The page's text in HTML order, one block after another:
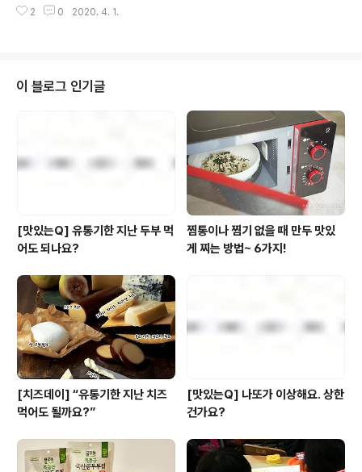
둥! 오늘 풀반장을 만나신 건 행운입니다. 바로 우리집을 분
분들을 위한 링크 제공~! [슬기로운 집콕 생활 1탄! 전자레
만 먹고 살 순 없는 법! 하루 끼니의 완성을 위해선 한 가지
더 필요한 것이 있죠. 그건 바로! 두둥! '간식' 슬기로운 집콕
생활을 위해 밥과 간식 모두를 갖춰야만~! "미숑 컴플리트"
풀사이 가족 여러분의 집콕 생활을 진정으로 슬기롭게 만
들어줄 쟁여템의 완성! 풀반장의 '간식' 쟁여템 Best..
2 0 2020. 4. 1.
이 블로그 인기글
[맛있는Q] 유통기한 지난 두부 먹
어도 되나요?
찜통이나 찜기 없을 때 만두 맛있
게 찌는 방법~ 6가지!
[치즈데이] “유통기한 지난 치즈
먹어도 될까요?”
[맛있는Q] 나또가 이상해요. 상한
건가요?